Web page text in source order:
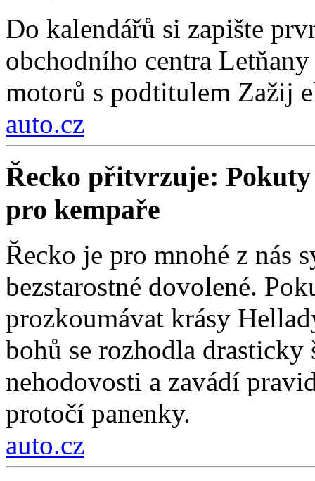
Do kalendářů si zapište
obchodního centra
motorů s podtitulem Zažij
auto.cz
Řecko přitvrzuje: Pokuty
pro kempaře
Řecko je pro mnohé z nás
bezstarostné dovolené.
prozkoumávat krásy
bohů se rozhodla
nehodovosti a zavádí
protočí panenky.
auto.cz